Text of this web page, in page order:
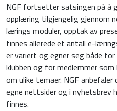
NGF fortsetter satsingen på å
opplæring tilgjengelig gjennom
lærings moduler, opptak av
finnes allerede et antall e-
er variert og egner seg både for
klubben og for medlemmer
om ulike temaer. NGF
egne nettsider og i nyhetsbrev
finnes.